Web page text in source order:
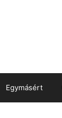
Egymásért